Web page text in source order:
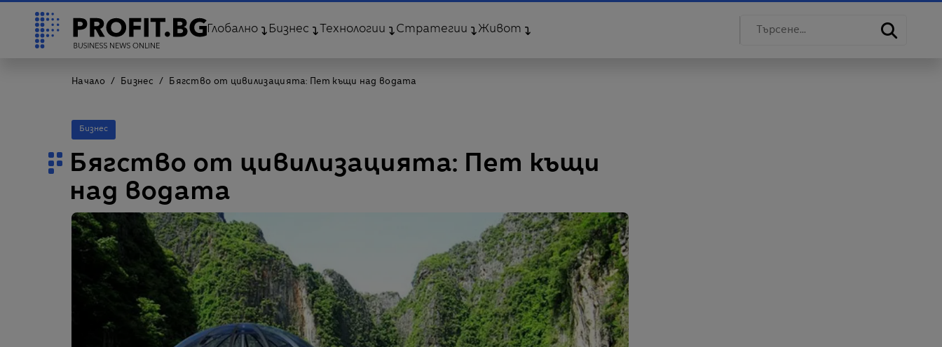
Глобално Бизнес Технологии Стратегии Живот
Начало Бизнес Бягство от цивилизацията: Пет къщи над водата
Бизнес
Бягство от цивилизацията: Пет къщи
над водата